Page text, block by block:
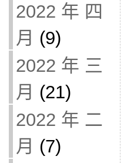
2022 年 四
月 (9)
2022 年 三
月 (21)
2022 年 二
月 (7)